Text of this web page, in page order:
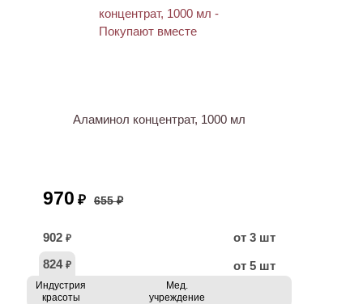
Аламинол концентрат, 1000 мл
970 ₽ 655 ₽
902 ₽
от 3 шт
824 ₽ от 5 шт
Индустрия
красоты
Мед.
учреждение